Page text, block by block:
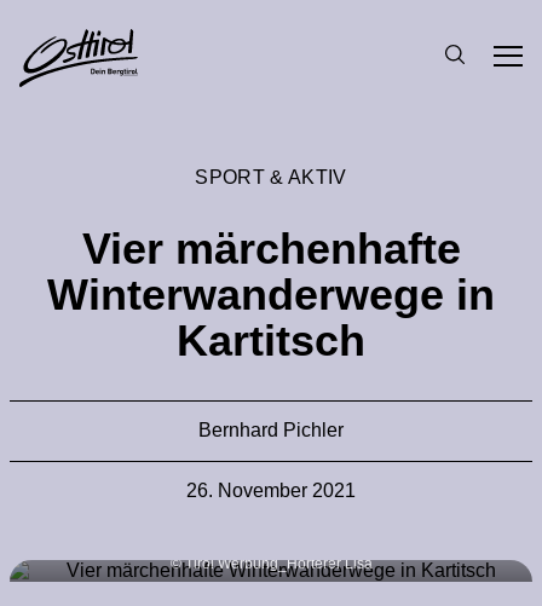
SPORT & AKTIV
Vier märchenhafte
Winterwanderwege in
Kartitsch
Bernhard Pichler
26. November 2021
© Tirol Werbung_Hörterer Lisa